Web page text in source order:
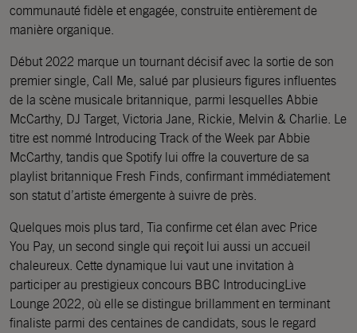
communauté fidèle et engagée, construite entièrement de
manière organique.
Début 2022 marque un tournant décisif avec la sortie de son
premier single, Call Me, salué par plusieurs figures influentes
de la scène musicale britannique, parmi lesquelles Abbie
McCarthy, DJ Target, Victoria Jane, Rickie, Melvin & Charlie. Le
titre est nommé Introducing Track of the Week par Abbie
McCarthy, tandis que Spotify lui offre la couverture de sa
playlist britannique Fresh Finds, confirmant immédiatement
son statut d’artiste émergente à suivre de près.
Quelques mois plus tard, Tia confirme cet élan avec Price
You Pay, un second single qui reçoit lui aussi un accueil
chaleureux. Cette dynamique lui vaut une invitation à
participer au prestigieux concours BBC IntroducingLive
Lounge 2022, où elle se distingue brillamment en terminant
finaliste parmi des centaines de candidats, sous le regard